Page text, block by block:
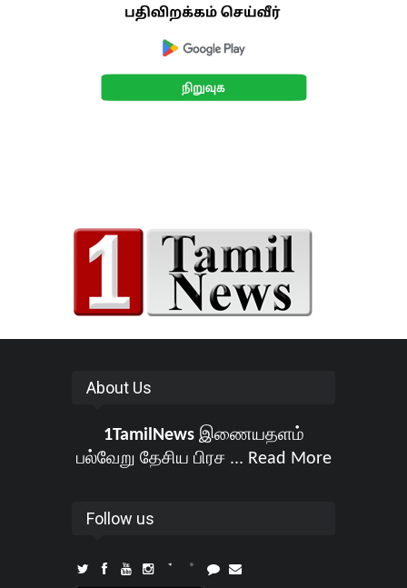
About Us
1TamilNewsஇணையதளம்
பல்வேறு தேசிய பிரச ... Read More
Follow us